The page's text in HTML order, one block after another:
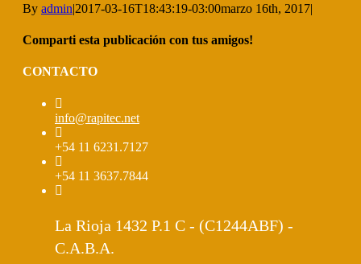
By admin|2017-03-16T18:43:19-03:00marzo 16th, 2017|
Comparti esta publicación con tus amigos!
Facebook
X
LinkedIn
Pinterest
Email
CONTACTO
info@rapitec.net
+54 11 6231.7127
+54 11 3637.7844
La Rioja 1432 P.1 C - (C1244ABF) -
C.A.B.A.